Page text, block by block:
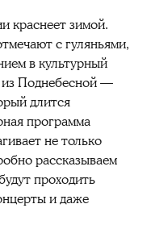
краснеет зимой.
с гуляньями,
в культурный
из Поднебесной —
длится
программа
не только
рассказываем
проходить
и даже